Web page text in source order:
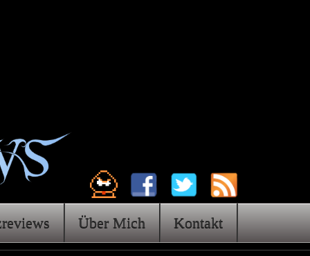
Über Mich Kontakt